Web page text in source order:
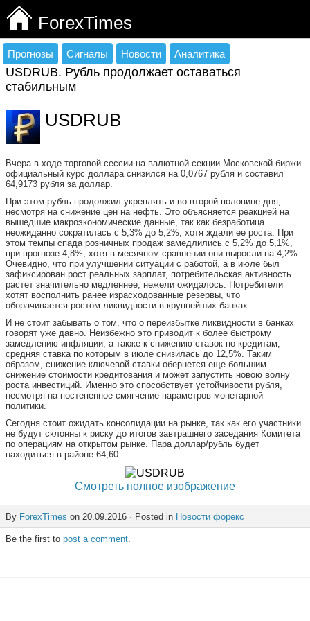
ForexTimes
Прогнозы Сигналы Новости Аналитика
USDRUB. Рубль продолжает оставаться
стабильным
USDRUB
Вчера в ходе торговой сессии на валютной секции Московской биржи
официальный курс доллара снизился на 0,0767 рубля и составил
64,9173 рубля за доллар.
При этом рубль продолжил укреплять и во второй половине дня,
несмотря на снижение цен на нефть. Это объясняется реакцией на
вышедшие макроэкономические данные, так как безработица
неожиданно сократилась с 5,3% до 5,2%, хотя ждали ее роста. При
этом темпы спада розничных продаж замедлились с 5,2% до 5,1%,
при прогнозе 4,8%, хотя в месячном сравнении они выросли на 4,2%.
Очевидно, что при улучшении ситуации с работой, а в июле был
зафиксирован рост реальных зарплат, потребительская активность
растет значительно медленнее, нежели ожидалось. Потребители
хотят восполнить ранее израсходованные резервы, что
оборачивается ростом ликвидности в крупнейших банках.
И не стоит забывать о том, что о переизбытке ликвидности в банках
говорят уже давно. Неизбежно это приводит к более быстрому
замедлению инфляции, а также к снижению ставок по кредитам,
средняя ставка по которым в июле снизилась до 12,5%. Таким
образом, снижение ключевой ставки обернется еще большим
снижение стоимости кредитования и может запустить новою волну
роста инвестиций. Именно это способствует устойчивости рубля,
несмотря на постепенное смягчение параметров монетарной
политики.
Сегодня стоит ожидать консолидации на рынке, так как его участники
не будут склонны к риску до итогов завтрашнего заседания Комитета
по операциям на открытом рынке. Пара доллар/рубль будет
находиться в районе 64,60.
Смотреть полное изображение
By ForexTimes on 20.09.2016 · Posted in Новости форекс
Be the first to post a comment.